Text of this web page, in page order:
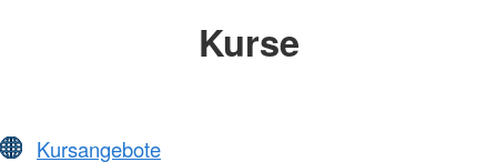
Kurse
Kursangebote